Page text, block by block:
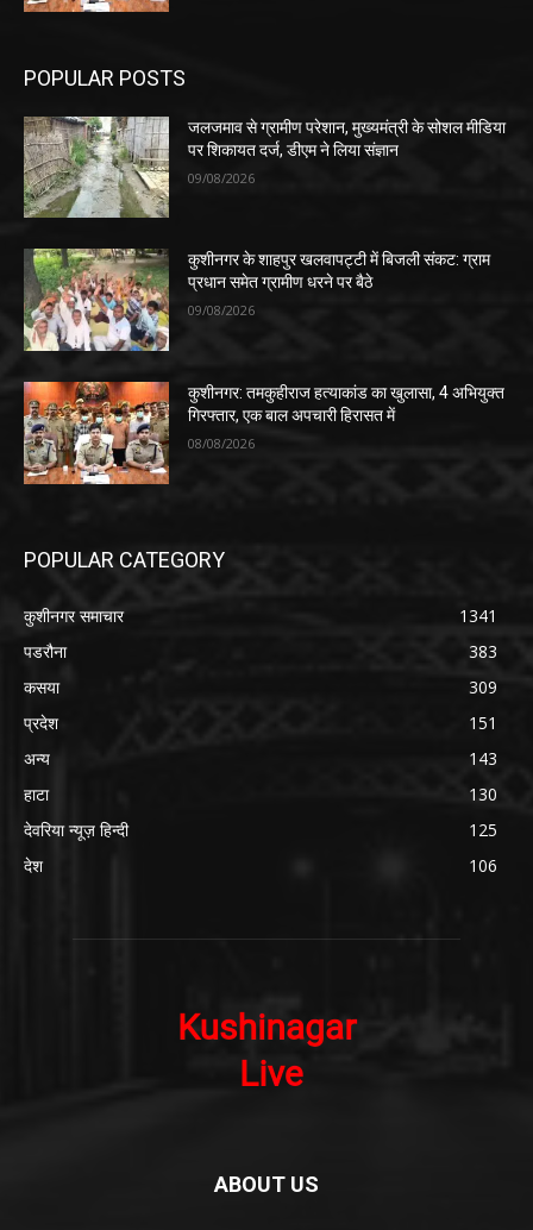
POPULAR POSTS
जलजमाव से ग्रामीण परेशान, मुख्यमंत्री के सोशल मीडिया
पर शिकायत दर्ज, डीएम ने लिया संज्ञान
09/08/2026
कुशीनगर के शाहपुर खलवापट्टी में बिजली संकट: ग्राम
प्रधान समेत ग्रामीण धरने पर बैठे
09/08/2026
कुशीनगर: तमकुहीराज हत्याकांड का खुलासा, 4 अभियुक्त
गिरफ्तार, एक बाल अपचारी हिरासत में
08/08/2026
POPULAR CATEGORY
कुशीनगर समाचार
1341
पडरौना
383
कसया
309
प्रदेश
151
अन्य
143
हाटा
130
देवरिया न्यूज़ हिन्दी
125
देश
106
ABOUT US